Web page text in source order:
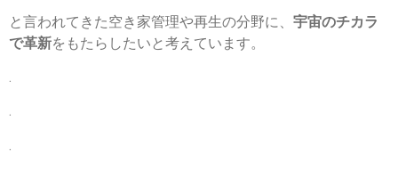
と言われてきた空き家管理や再生の分野に、 宇宙のチカラ
で革新をもたらしたいと考えています。
.
.